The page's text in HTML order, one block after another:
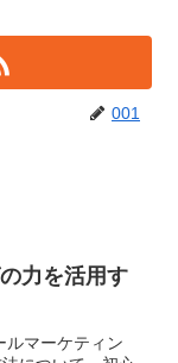
001
力を活用す
ルマーケティン